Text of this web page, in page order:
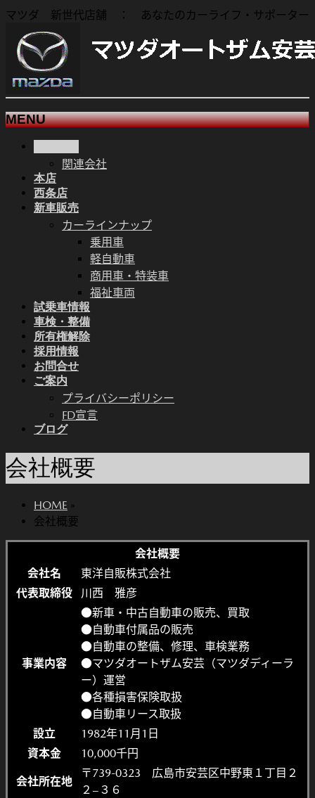
マツダ 新世代店舗 ： あなたのカーライフ・サポーター
MENU
関連会社
本店
西条店
新車販売
カーラインナップ
乗用車
軽自動車
商用車・特装車
福祉車両
試乗車情報
車検・整備
所有権解除
採用情報
お問合せ
ご案内
プライバシーポリシー
FD宣言
ブログ
会社概要
HOME »
会社概要
会社概要
会社名
東洋自販株式会社
代表取締役
川西 雅彦
事業内容
●新車・中古自動車の販売、買取
●自動車付属品の販売
●自動車の整備、修理、車検業務
●マツダオートザム安芸（マツダディーラ
ー）運営
●各種損害保険取扱
●自動車リース取扱
設立
1982年11月1日
資本金
10,000千円
会社所在地
〒739-0323 広島市安芸区中野東１丁目２
２−３６